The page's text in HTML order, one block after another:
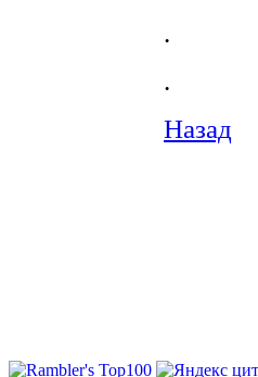
.
.
Назад